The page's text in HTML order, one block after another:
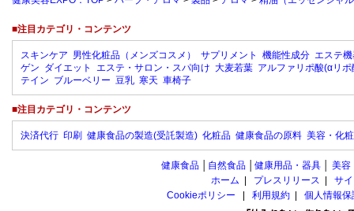
■注目カテゴリ・コンテンツ
スキンケア 男性化粧品（メンズコスメ） サプリメント 機能性成分 エステ
ゲン ダイエット エステ・サロン・スパ向け 大麦若葉 アルファリポ酸(αリポ
テイン ブルーベリー 豆乳 寒天 車椅子
■注目カテゴリ・コンテンツ
決済代行 印刷 健康食品の製造(受託製造) 化粧品 健康食品の原料 美容・化
健康食品 自然食品 健康用品・器具 美容
ホーム
プレスリリース
サ
Cookieポリシー
利用規約 個人情報